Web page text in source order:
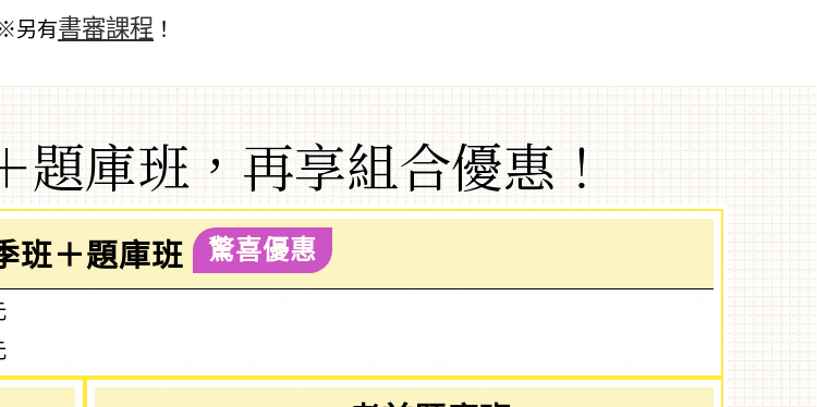
另有書審課程 ！
題庫班，再享組合優惠！
班＋題庫班 驚喜優惠